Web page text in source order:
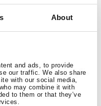
About
and ads, to provide
our traffic. We also share
with our social media,
may combine it with
to them or that they’ve
o el plato sí que
en profundidad.